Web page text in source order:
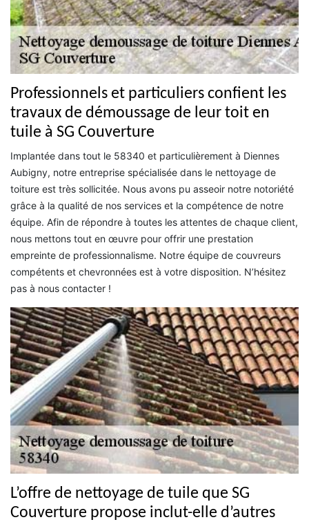
Professionnels et particuliers confient les
travaux de démoussage de leur toit en
tuile à SG Couverture
Implantée dans tout le 58340 et particulièrement à Diennes
Aubigny, notre entreprise spécialisée dans le nettoyage de
toiture est très sollicitée. Nous avons pu asseoir notre notoriété
grâce à la qualité de nos services et la compétence de notre
équipe. Afin de répondre à toutes les attentes de chaque client,
nous mettons tout en œuvre pour offrir une prestation
empreinte de professionnalisme. Notre équipe de couvreurs
compétents et chevronnées est à votre disposition. N’hésitez
pas à nous contacter !
L’offre de nettoyage de tuile que SG
Couverture propose inclut-elle d’autres